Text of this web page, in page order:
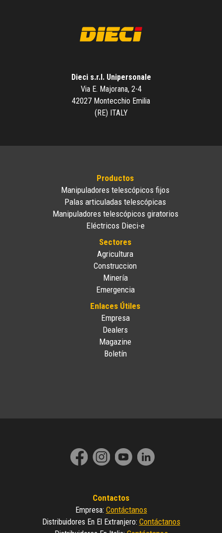
Dieci s.r.l. Unipersonale
Via E. Majorana, 2-4
42027 Montecchio Emilia
(RE) ITALY
Productos
Manipuladores telescópicos fijos
Palas articuladas telescópicas
Manipuladores telescópicos giratorios
Eléctricos Dieci-e
Sectores
Agricultura
Construccion
Minería
Emergencia
Enlaces Útiles
Empresa
Dealers
Magazine
Boletín
Contactos
Empresa: Contáctanos
Distribuidores En El Extranjero: Contáctanos